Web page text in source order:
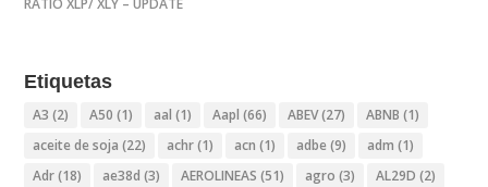
RATIO XLP/ XLY – UPDATE
Etiquetas
A3 (2) A50 (1) aal (1) Aapl (66) ABEV(27) ABNB (1)
aceite de soja (22) achr(1) acn (1) adbe (9) adm (1)
Adr(18) ae38d (3) AEROLINEAS (51) agro (3) AL29D (2)